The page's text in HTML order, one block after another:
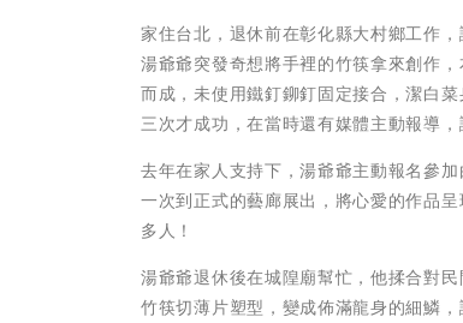
家住台北，退休前在彰化縣大村鄉工作
湯爺爺突發奇想將手裡的竹筷拿來創作
而成，未使用鐵釘鉚釘固定接合，潔白
三次才成功，在當時還有媒體主動報導，
去年在家人支持下，湯爺爺主動報名參
一次到正式的藝廊展出，將心愛的作品
多人！
湯爺爺退休後在城隍廟幫忙，他揉合對
竹筷切薄片塑型，變成佈滿龍身的細鱗